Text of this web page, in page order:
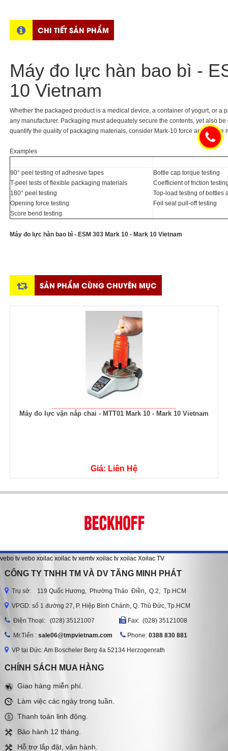
CHI TIẾT SẢN PHẨM
Máy đo lực hàn bao bì -
10 Vietnam
Whether the packaged product is a medical device, a container of yogurt, or
any manufacturer. Packaging must adequately secure the contents, yet also
quantify the quality of packaging materials, consider Mark-10 force and
Examples
90° peel testing of adhesive tapes
T-peel tests of flexible packaging materials
180° peel testing
Opening force testing
Score bend testing
Bottle cap torque testing
Coefficient of friction
Top-load testing of bottles
Foil seal pull-off testing
Máy đo lực hàn bao bì - ESM 303 Mark 10 - Mark 10 Vietnam
SẢN PHẨM CÙNG CHUYÊN MỤC
nắp chai - MTT01 Mark 10 - Mark 10 Vietnam Máy đo lực
vebo tv vebo xoilac xoilac tv xemtv xoilac tv xoilac Xoilac TV
CÔNG TY TNHH TM VÀ DV TĂNG MINH PHÁT
Trụ sở: 119 Quốc Hương, Phường Thảo Điền, Q.2, Tp.HCM
VPGD: số 1 đường 27, P. Hiệp Bình Chánh, Q. Thủ Đức, Tp.HCM
Ðiện Thoại: (028) 35121007 Fax: (028) 35121008
Mr.Tiến : sale06@tmpvietnam.com Phone: 0388 830 881
VP tại Đức: Am Boscheler Berg 4a 52134 Herzogenrath
CHÍNH SÁCH MUA HÀNG
Giao hàng miễn phí.
Làm việc các ngày trong tuần.
Thanh toán linh động.
Bảo hành 12 tháng.
Hỗ trợ lắp đặt, vận hành.